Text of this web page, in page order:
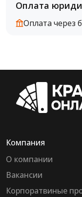
Оплата
Оплата через
Компания
О компании
Вакансии
Корпоратвиные